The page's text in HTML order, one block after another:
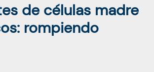
de células madre
rompiendo